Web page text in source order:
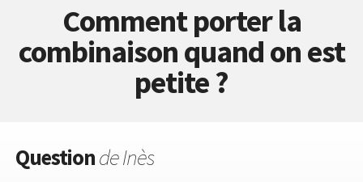
Comment porter la
combinaison quand on est
petite ?
Questionde Inès